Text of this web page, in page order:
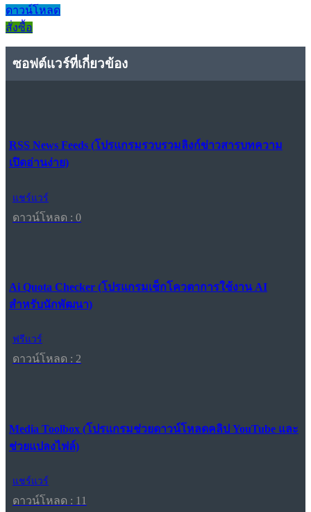
ดาวน์โหลด
สั่งซื้อ
ซอฟต์แวร์ที่เกี่ยวข้อง
RSS News Feeds (โปรแกรมรวบรวมลิงก์ข่าวสารบทความ
เปิดอ่านง่าย)
แชร์แวร์
ดาวน์โหลด : 0
Ai Quota Checker (โปรแกรมเช็กโควตาการใช้งาน AI
สำหรับนักพัฒนา)
ฟรีแวร์
ดาวน์โหลด : 2
Media Toolbox (โปรแกรมช่วยดาวน์โหลดคลิป YouTube และ
ช่วยแปลงไฟล์)
แชร์แวร์
ดาวน์โหลด : 11